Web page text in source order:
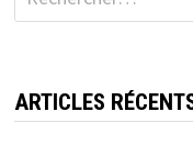
ARTICLES